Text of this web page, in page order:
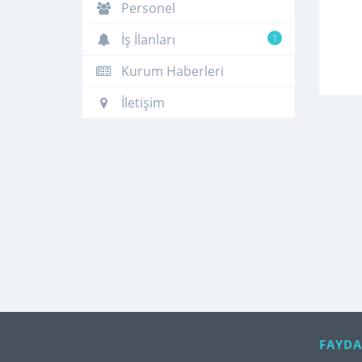
Personel
1
İş İlanları
Kurum Haberleri
İletişim